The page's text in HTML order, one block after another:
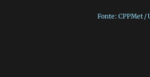
Fonte: CPPMet /